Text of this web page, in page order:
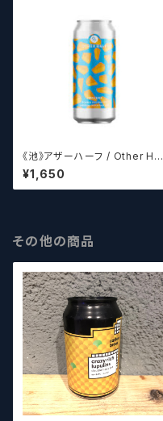
《池》アザーハーフ / Other Hal
f DDH Cheddar 【クラフトビー
ルシザーズ】
¥1,650
その他の商品